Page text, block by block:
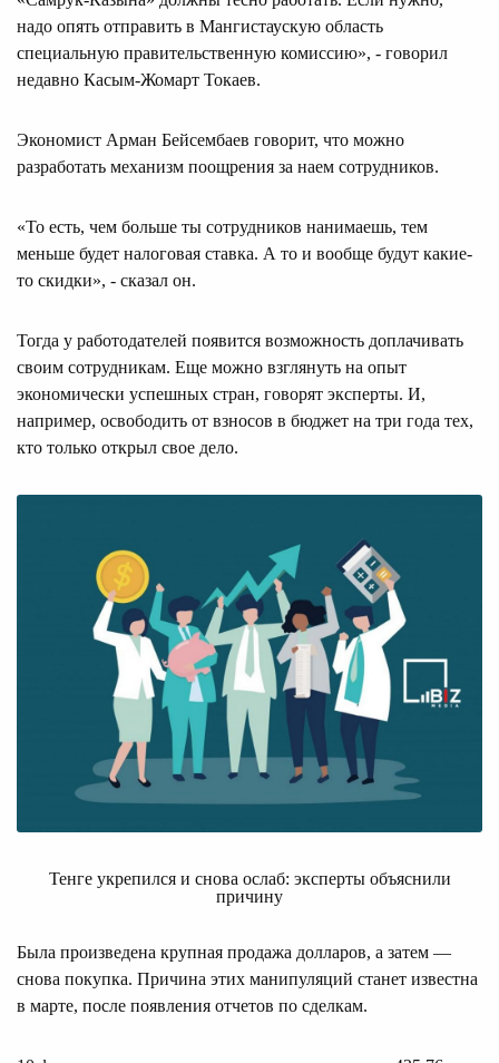
надо опять отправить в Мангистаускую область
специальную правительственную комиссию», - говорил
недавно Касым-Жомарт Токаев.
Экономист Арман Бейсембаев говорит, что можно
разработать механизм поощрения за наем сотрудников.
«То есть, чем больше ты сотрудников нанимаешь, тем
меньше будет налоговая ставка. А то и вообще будут какие-
то скидки», - сказал он.
Тогда у работодателей появится возможность доплачивать
своим сотрудникам. Еще можно взглянуть на опыт
экономически успешных стран, говорят эксперты. И,
например, освободить от взносов в бюджет на три года тех,
кто только открыл свое дело.
Тенге укрепился и снова ослаб: эксперты объяснили
причину
Была произведена крупная продажа долларов, а затем —
снова покупка. Причина этих манипуляций станет известна
в марте, после появления отчетов по сделкам.